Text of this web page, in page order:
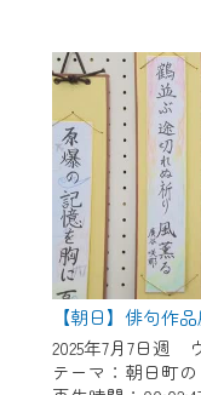
2025年7月7日週
テーマ：朝日町
作業の間は、
テナンス中」
ん。
ご不便をおか
よろしくお願